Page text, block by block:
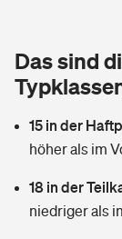
Tools
Wer versichert
Sie haben
Kinderinvalidität
Dread-Disease-
Das sind
15 in der
höher als im
18 in der
niedriger als